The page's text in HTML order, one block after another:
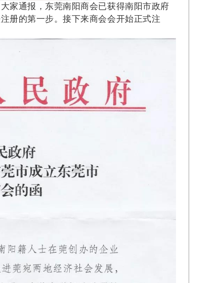
家通报，东莞南阳商会已获得南阳市政府
册的第一步。接下来商会会开始正式注